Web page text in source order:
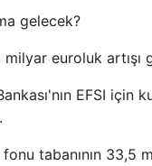
gelecek?
euroluk artışı
EFSI için
fonu tabanının 33,5